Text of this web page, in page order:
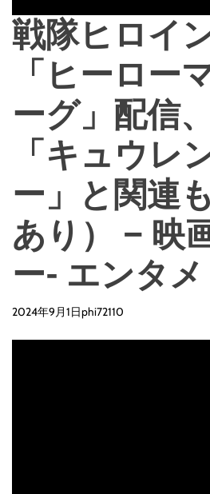
戦隊ヒロイ
「ヒーロー
ーグ」配信
「キュウレ
ー」と関連
あり） – 映
ー- エンタメ
2024年9月1日phi72110